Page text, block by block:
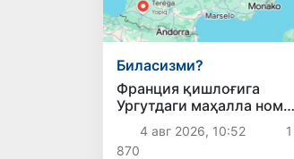
Биласизми?
Франция қишлоғига
Ургутдаги маҳалла номи
берилгани ҳақида
эшитганмисиз?
4 авг 2026, 10:52
1
870